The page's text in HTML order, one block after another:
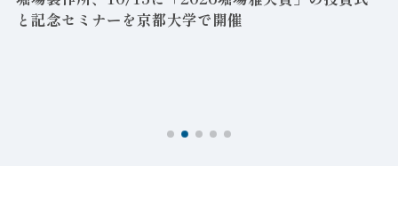
と記念セミナーを京都大学で開催